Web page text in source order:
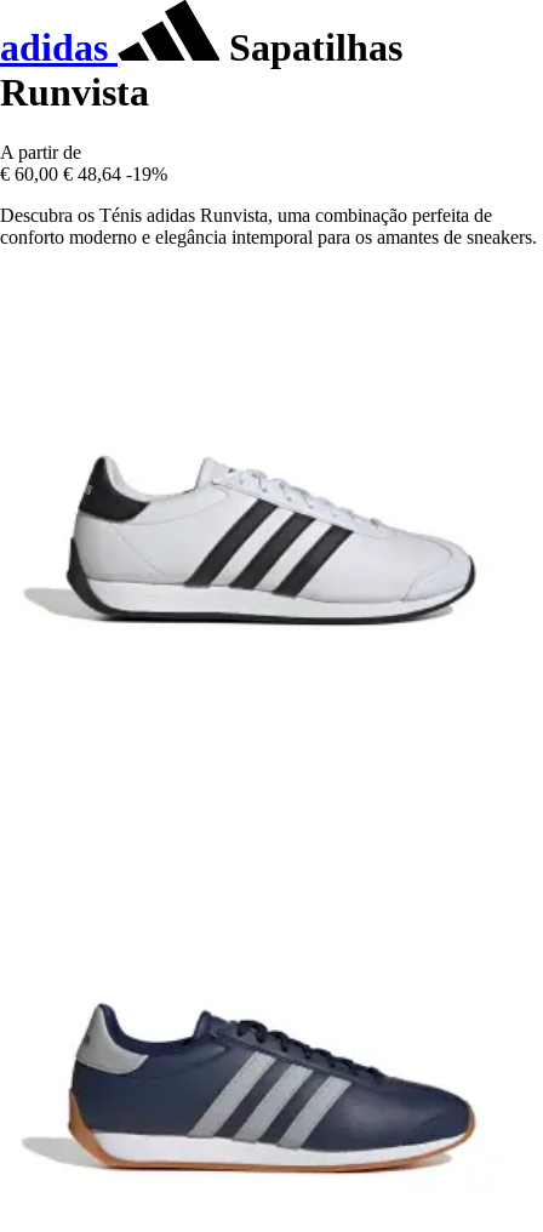
adidas
Sapatilhas
Runvista
A partir de
€ 60,00 € 48,64 -19%
Descubra os Ténis adidas Runvista, uma combinação perfeita de
conforto moderno e elegância intemporal para os amantes de sneakers.